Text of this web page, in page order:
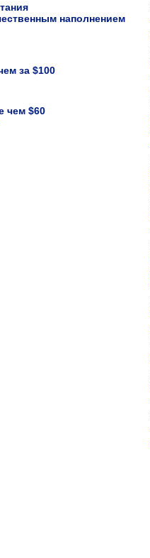
наполнением
за $100
чем $60